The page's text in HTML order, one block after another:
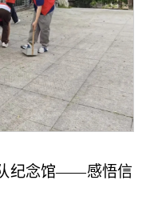
纪念馆——感悟信